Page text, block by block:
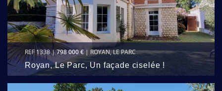
REF 1338 |798 000 €| ROYAN, LE PARC
Royan, Le Parc, Un façade ciselée !